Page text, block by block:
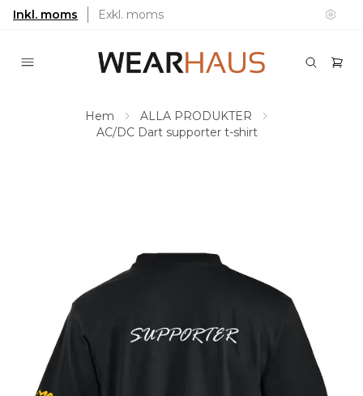
Inkl. moms Exkl. moms
Hem
ALLA PRODUKTER
AC/DC Dart supporter t-shirt